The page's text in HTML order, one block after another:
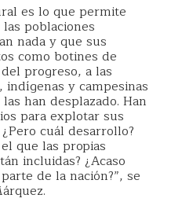
es lo que permite
poblaciones
nada y que sus
como botines de
progreso, a las
indígenas y campesinas
han desplazado. Han
para explotar sus
cuál desarrollo?
que las propias
incluidas? ¿Acaso
de la nación?”, se